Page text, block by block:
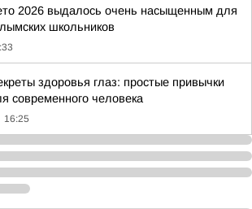
2026 выдалось очень насыщенным для
школьников
здоровья глаз: простые привычки
современного человека
16:25